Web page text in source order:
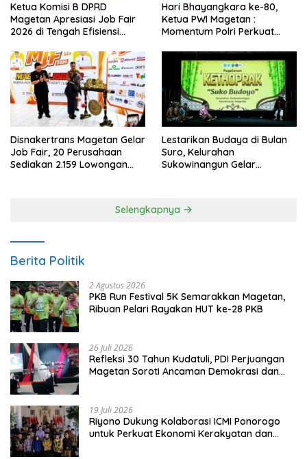
Ketua Komisi B DPRD
Magetan Apresiasi Job Fair
2026 di Tengah Efisiensi
Hari Bhayangkara ke-80,
Ketua PWI Magetan :
Momentum Polri Perkuat
Disnakertrans Magetan Gelar
Job Fair, 20 Perusahaan
Sediakan 2.159 Lowongan
Lestarikan Budaya di Bulan
Suro, Kelurahan
Sukowinangun Gelar
Selengkapnya
Berita Politik
2 Agustus 2026
PKB Run Festival 5K Semarakkan Magetan,
Ribuan Pelari Rayakan HUT ke-28 PKB
26 Juli 2026
Refleksi 30 Tahun Kudatuli, PDI Perjuangan
Magetan Soroti Ancaman Demokrasi dan
19 Juli 2026
Riyono Dukung Kolaborasi ICMI Ponorogo
untuk Perkuat Ekonomi Kerakyatan dan